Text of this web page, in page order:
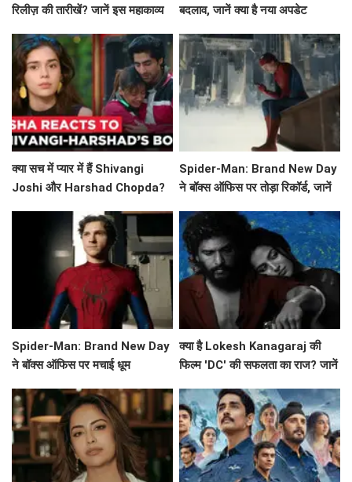
रिलीज़ की तारीखें? जानें इस महाकाव्य
बदलाव, जानें क्या है नया अपडेट
क्या सच में प्यार में हैं Shivangi
Joshi और Harshad Chopda?
Spider-Man: Brand New Day
ने बॉक्स ऑफिस पर तोड़ा रिकॉर्ड, जानें
Spider-Man: Brand New Day
ने बॉक्स ऑफिस पर मचाई धूम
क्या है Lokesh Kanagaraj की
फिल्म 'DC' की सफलता का राज? जानें